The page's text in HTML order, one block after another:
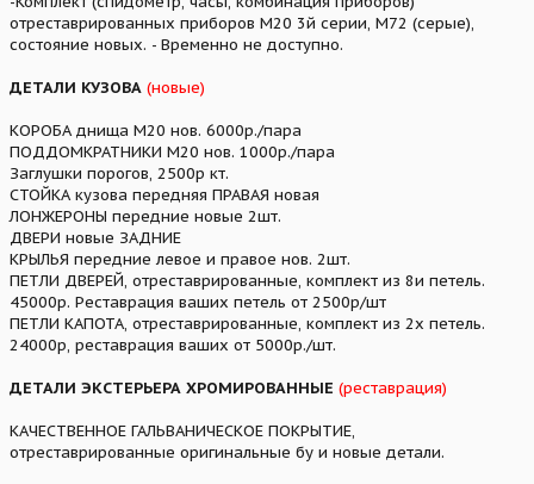
отреставрированных приборов М20 3й серии, М72 (серые),
состояние новых. - Временно не доступно.
ДЕТАЛИ КУЗОВА (новые)
КОРОБА днища М20 нов. 6000р./пара
ПОДДОМКРАТНИКИ М20 нов. 1000р./пара
Заглушки порогов, 2500р кт.
СТОЙКА кузова передняя ПРАВАЯ новая
ЛОНЖЕРОНЫ передние новые 2шт.
ДВЕРИ новые ЗАДНИЕ
КРЫЛЬЯ передние левое и правое нов. 2шт.
ПЕТЛИ ДВЕРЕЙ, отреставрированные, комплект из 8и петель.
45000р. Реставрация ваших петель от 2500р/шт
ПЕТЛИ КАПОТА, отреставрированные, комплект из 2х петель.
24000р, реставрация ваших от 5000р./шт.
ДЕТАЛИ ЭКСТЕРЬЕРА ХРОМИРОВАННЫЕ (реставрация)
КАЧЕСТВЕННОЕ ГАЛЬВАНИЧЕСКОЕ ПОКРЫТИЕ,
отреставрированные оригинальные бу и новые детали.